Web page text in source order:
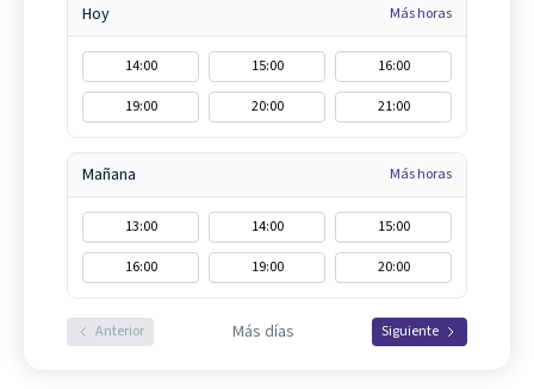
Hoy Más horas
14:00 15:00
16:00
19:00
20:00 21:00
Mañana Más horas
13:00 14:00
15:00
16:00
19:00 20:00
Anterior Más días Siguiente